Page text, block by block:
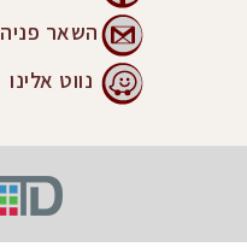
השאר פניה
נווט אלינו